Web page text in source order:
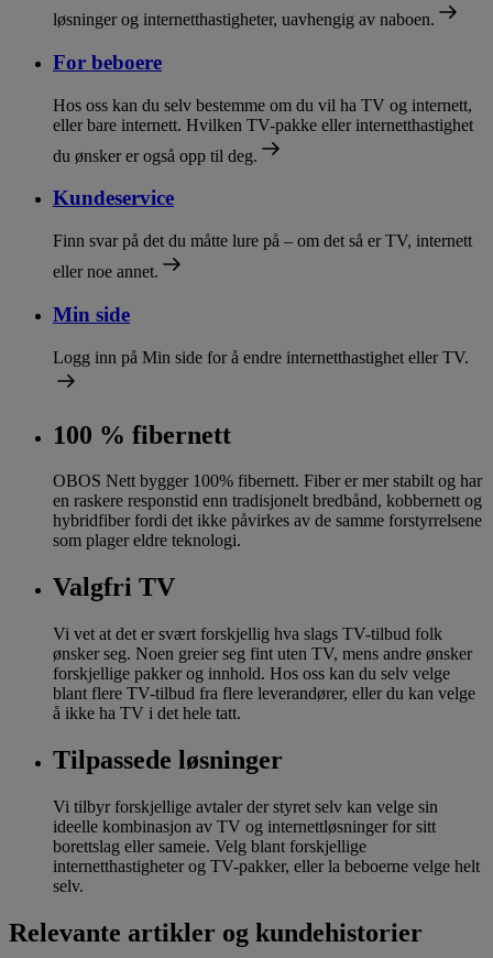
løsninger og internetthastigheter, uavhengig av naboen.
For beboere
Hos oss kan du selv bestemme om du vil ha TV og internett,
eller bare internett. Hvilken TV-pakke eller internetthastighet
du ønsker er også opp til deg.
Kundeservice
Finn svar på det du måtte lure på – om det så er TV, internett
eller noe annet.
Min side
Logg inn på Min side for å endre internetthastighet eller TV.
100 % fibernett
OBOS Nett bygger 100% fibernett. Fiber er mer stabilt og har
en raskere responstid enn tradisjonelt bredbånd, kobbernett og
hybridfiber fordi det ikke påvirkes av de samme forstyrrelsene
som plager eldre teknologi.
Valgfri TV
Vi vet at det er svært forskjellig hva slags TV-tilbud folk
ønsker seg. Noen greier seg fint uten TV, mens andre ønsker
forskjellige pakker og innhold. Hos oss kan du selv velge
blant flere TV-tilbud fra flere leverandører, eller du kan velge
å ikke ha TV i det hele tatt.
Tilpassede løsninger
Vi tilbyr forskjellige avtaler der styret selv kan velge sin
ideelle kombinasjon av TV og internettløsninger for sitt
borettslag eller sameie. Velg blant forskjellige
internetthastigheter og TV-pakker, eller la beboerne velge helt
selv.
Relevante artikler og kundehistorier